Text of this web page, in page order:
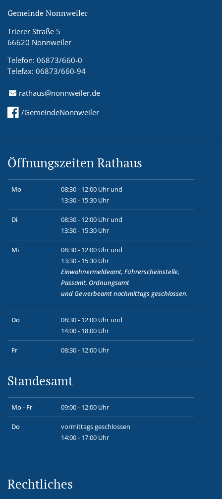
Gemeinde Nonnweiler
Trierer Straße 5
66620 Nonnweiler
Telefon: 06873/660-0
Telefax: 06873/660-94
rathaus@nonnweiler.de
/GemeindeNonnweiler
Öffnungszeiten Rathaus
Mo
08:30 - 12:00 Uhr und
13:30 - 15:30 Uhr
Di
08:30 - 12:00 Uhr und
13:30 - 15:30 Uhr
Mi
08:30 - 12:00 Uhr und
13:30 - 15:30 Uhr
Einwohnermeldeamt, Führerscheinstelle,
Passamt, Ordnungsamt
und Gewerbeamtnachmittags geschlossen.
Do
08:30 - 12:00 Uhr und
14:00 - 18:00 Uhr
Fr 08:30 - 12:00 Uhr
Standesamt
Mo - Fr 09:00 - 12:00 Uhr
Do
vormittags geschlossen
14:00 - 17:00 Uhr
Rechtliches